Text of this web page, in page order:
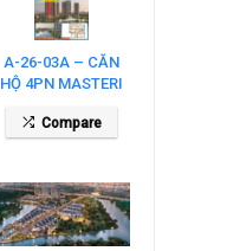
A-26-03A – CĂN
HỘ 4PN MASTERI
COSMO CENTRAL
– THE GLOBAL
Compare